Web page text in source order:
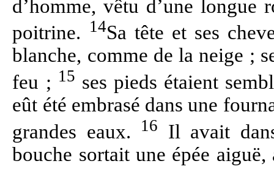
d’homme, vêtu d’une longue
poitrine. 14Sa tête et ses
blanche, comme de la neige ;
feu ; 15 ses pieds étaient
eût été embrasé dans une
grandes eaux.
16
Il avait
bouche sortait une épée